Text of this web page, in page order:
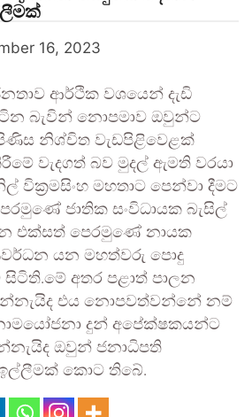
16, 2023
ආර්ථික වශයෙන් දැඩි
බැවින් නොපමාව ඔවුන්ට
නිශ්චිත වැඩපිළිවෙළක්
වැදගත් බව මුදල් ඇමති වරයා
වික්‍රමසිංහ මහතාට පෙන්වා දීමට
ජාතික සංවිධායක බැසිල්
එක්සත් පෙරමුණේ නායක
යන මහත්වරු පොදු
අතර පළාත් පාලන
එය නොපවත්වන්නේ නම්
දුන් අපේක්ෂකයන්ට
ඔවුන් ජනාධිපති
කොට තිබේ.